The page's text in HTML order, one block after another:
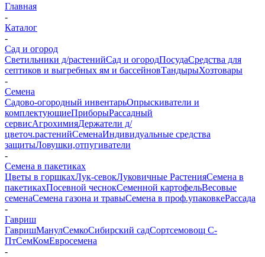
Главная
-
Каталог
-
Сад и огород
Светильники д/растенийСад и огородПосудаСредства для
септиков и выгребных ям и бассейновТандырыХозтовары
-
Семена
Садово-огородный инвентарьОпрыскиватели и
комплектующиеПриборыРассадный
сервисАгрохимияДержатели д/
цветоч.растенийСеменаИндивидуальные средства
защитыЛовушки,отпугиватели
-
Семена в пакетиках
Цветы в горшкахЛук-севокЛуковичные РастенияСемена в
пакетикахПосевной чеснокСеменной картофельВесовые
семенаСемена газона и травыСемена в проф.упаковкеРассада
-
Гавриш
ГавришМанулСемкоСибирский садСортсемовощ С-
ПтСемКомЕвросемена
-